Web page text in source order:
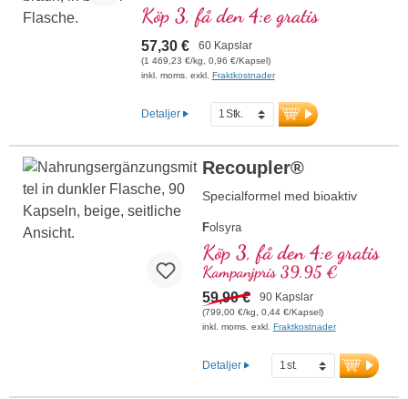
fosfatidylserin, SAMe, Omega 3 och
vitamin B12, som bidrar till nervsystemets
normala funktion. Innehåller biologiskt
aktiva former av vitamin B2, B6, B12 och
folsyra för optimal effektivitet. Producerad
baserad på över 40 års
vitalämnesexpertis. De höggradigt rena
aluminiumfri. Psyke stabil enligt Dr. med.
Michalzik – beprövad, certifierad och
hållbar för ditt välbefinnande.
Köp 3, få den 4:e gratis
57,30 € 60 Kapslar
(1 469,23 €/kg, 0,96 €/Kapsel)
inkl. moms. exkl. Fraktkostnader
Detaljer
Recoupler®
Specialformel med bioaktiv
Folsyra
Arginin
Lykopen
Curkuma
Curcumin
Askorbinsyra
Resveratrol
B(Vitamin B12)
Köp 3, få den 4:e gratis
Kampanjpris 39,95 €
59,90 € 90 Kapslar
(799,00 €/kg, 0,44 €/Kapsel)
inkl. moms. exkl. Fraktkostnader
Detaljer